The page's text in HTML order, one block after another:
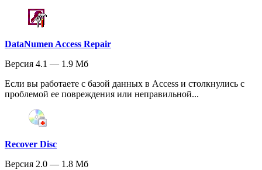
DataNumen Access Repair
Версия 4.1 — 1.9 Мб
Если вы работаете с базой данных в Access и столкнулись с
проблемой ее повреждения или неправильной...
Recover Disc
Версия 2.0 — 1.8 Мб